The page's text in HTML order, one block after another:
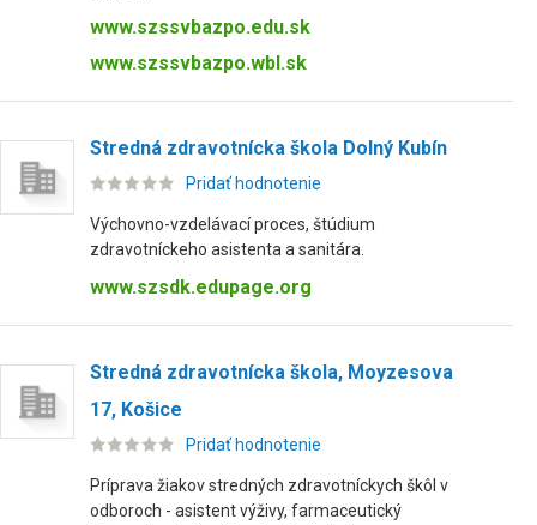
www.szssvbazpo.edu.sk
www.szssvbazpo.wbl.sk
Stredná zdravotnícka škola Dolný Kubín
Pridať hodnotenie
Výchovno-vzdelávací proces, štúdium
zdravotníckeho asistenta a sanitára.
www.szsdk.edupage.org
Stredná zdravotnícka škola, Moyzesova
17, Košice
Pridať hodnotenie
Príprava žiakov stredných zdravotníckych škôl v
odboroch - asistent výživy, farmaceutický